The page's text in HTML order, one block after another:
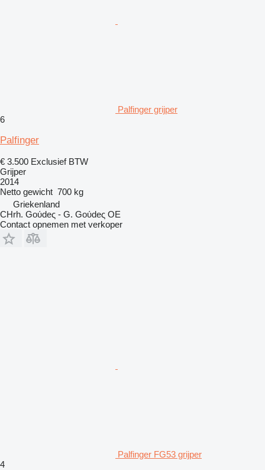
Palfinger grijper
6
Palfinger
€ 3.500 Exclusief BTW
Grijper
2014
Netto gewicht 700 kg
Griekenland
CHrh. Goύdeς - G. Goύdeς OE
Contact opnemen met verkoper
Palfinger FG53 grijper
4